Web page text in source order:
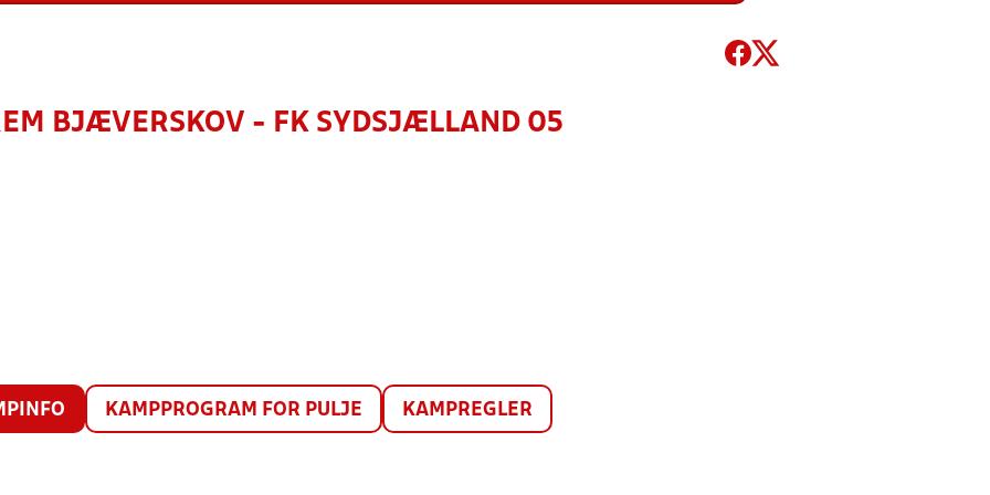
BJÆVERSKOV - FK SYDSJÆLLAND 05
KAMPPROGRAM FOR PULJE KAMPREGLER